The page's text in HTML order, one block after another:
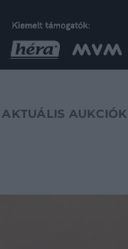
AKTUÁLIS AUKCIÓK